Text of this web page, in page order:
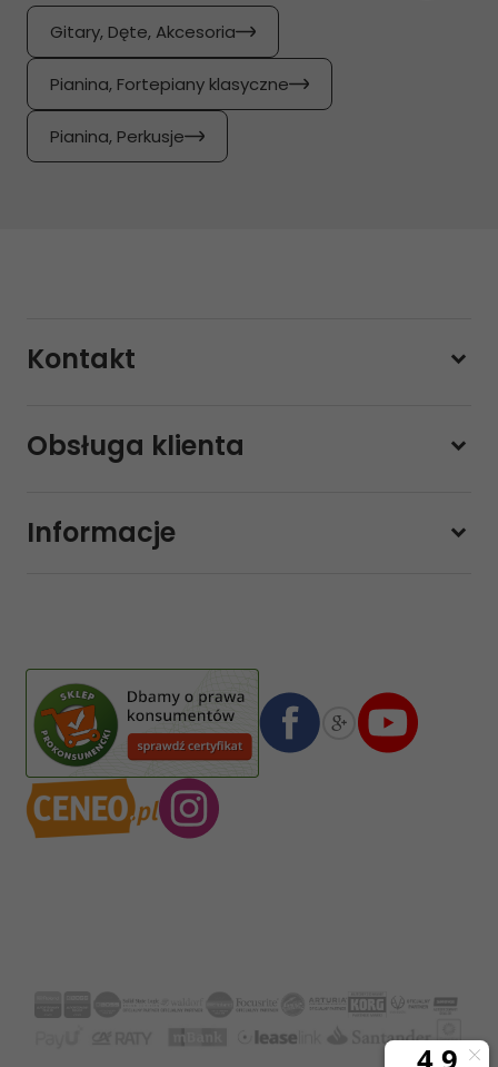
Gitary, Dęte, Akcesoria
Pianina, Fortepiany klasyczne
Pianina, Perkusje
Kontakt
228800000
sklep@sklep-muzyczny.com.pl
08 1140 2004 0000 3102 4903 0792
Obsługa klienta
Informacje